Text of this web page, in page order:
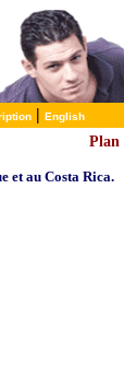
| English
Plan
et au Costa Rica.